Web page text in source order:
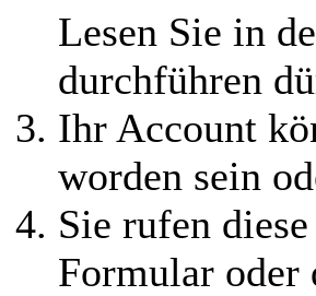
Lesen Sie in
durchführen
Ihr Account
worden sein
Sie rufen
Formular oder